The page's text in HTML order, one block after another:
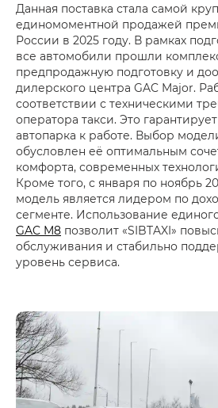
Данная поставка стала самой
единомоментной продажей
России в 2025 году. В рамках
все автомобили прошли
предпродажную подготовку и
дилерского центра GAC Major.
соответствии с техническими
оператора такси. Это
автопарка к работе. Выбор
обусловлен её оптимальным
комфорта, современных
Кроме того, с января по ноябрь
модель является лидером по
сегменте. Использование
GAC M8 позволит «SIBTAXI»
обслуживания и стабильно
уровень сервиса.